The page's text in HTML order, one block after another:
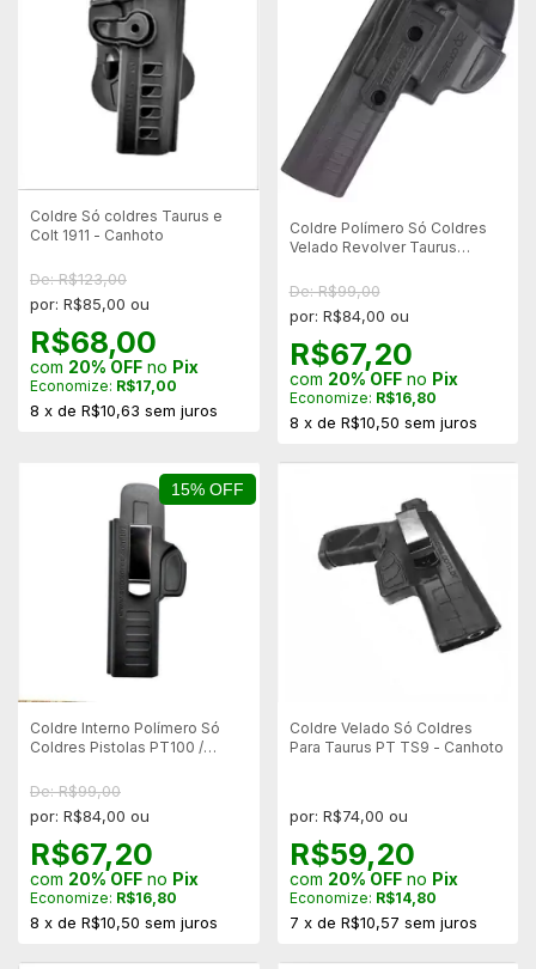
Coldre Só coldres Taurus e
Colt 1911 - Canhoto
De: R$123,00
por: R$85,00 ou
R$68,00
com 20% OFF no Pix
Economize: R$17,00
8 x de R$10,63 sem juros
Coldre Polímero Só Coldres
Velado Revolver Taurus
De: R$99,00
por: R$84,00 ou
R$67,20
com 20% OFFno Pix
Economize: R$16,80
8 x de R$10,50 sem juros
15% OFF
Coldre Interno Polímero Só
Coldres Pistolas PT100 /
Canhoto
De: R$99,00
por: R$84,00 ou
R$67,20
com 20% OFF no Pix
Economize: R$16,80
8 x de R$10,50 sem juros
Coldre Velado Só Coldres
Para Taurus PT TS9 - Canhoto
por: R$74,00 ou
R$59,20
com 20% OFFno Pix
Economize: R$14,80
7 x de R$10,57 sem juros